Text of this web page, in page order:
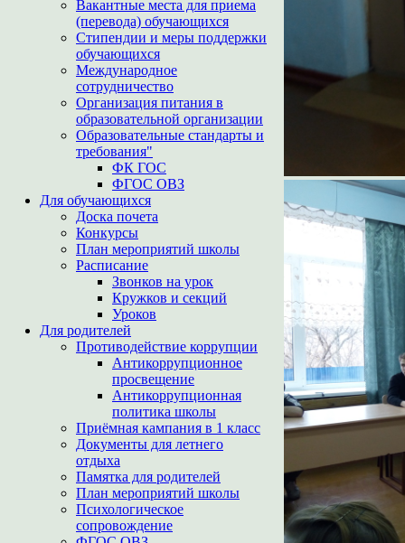
Вакантные места для приема
(перевода) обучающихся
Стипендии и меры поддержки
обучающихся
Международное
сотрудничество
Организация питания в
образовательной организации
Образовательные стандарты и
требования"
ФК ГОС
ФГОС ОВЗ
Для обучающихся
Доска почета
Конкурсы
План мероприятий школы
Расписание
Звонков на урок
Кружков и секций
Уроков
Для родителей
Противодействие коррупции
Антикоррупционное
просвещение
Антикоррупционная
политика школы
Приёмная кампания в 1 класс
Документы для летнего
отдыха
Памятка для родителей
План мероприятий школы
Психологическое
сопровождение